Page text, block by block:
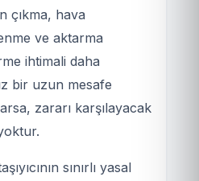
çıkma, hava
ve aktarma
ihtimali daha
bir uzun mesafe
zararı karşılayacak
sınırlı yasal